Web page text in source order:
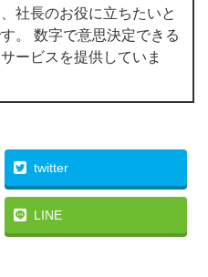
社長のお役に立ちたいと
。 数字で意思決定できる
ービスを提供していま
twitter
LINE